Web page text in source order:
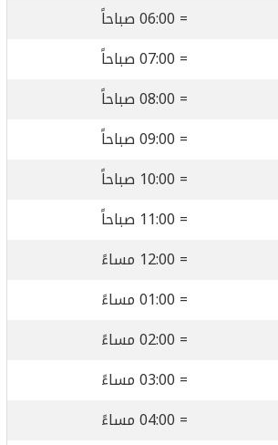
= 06:00 صباحاً
= 07:00 صباحاً
= 08:00 صباحاً
= 09:00 صباحاً
= 10:00 صباحاً
= 11:00 صباحاً
= 12:00 مساءً
= 01:00 مساءً
= 02:00 مساءً
= 03:00 مساءً
= 04:00 مساءً